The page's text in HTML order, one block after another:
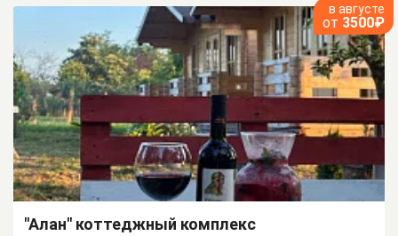
в августе
от 3500₽
"Алан" коттеджный комплекс